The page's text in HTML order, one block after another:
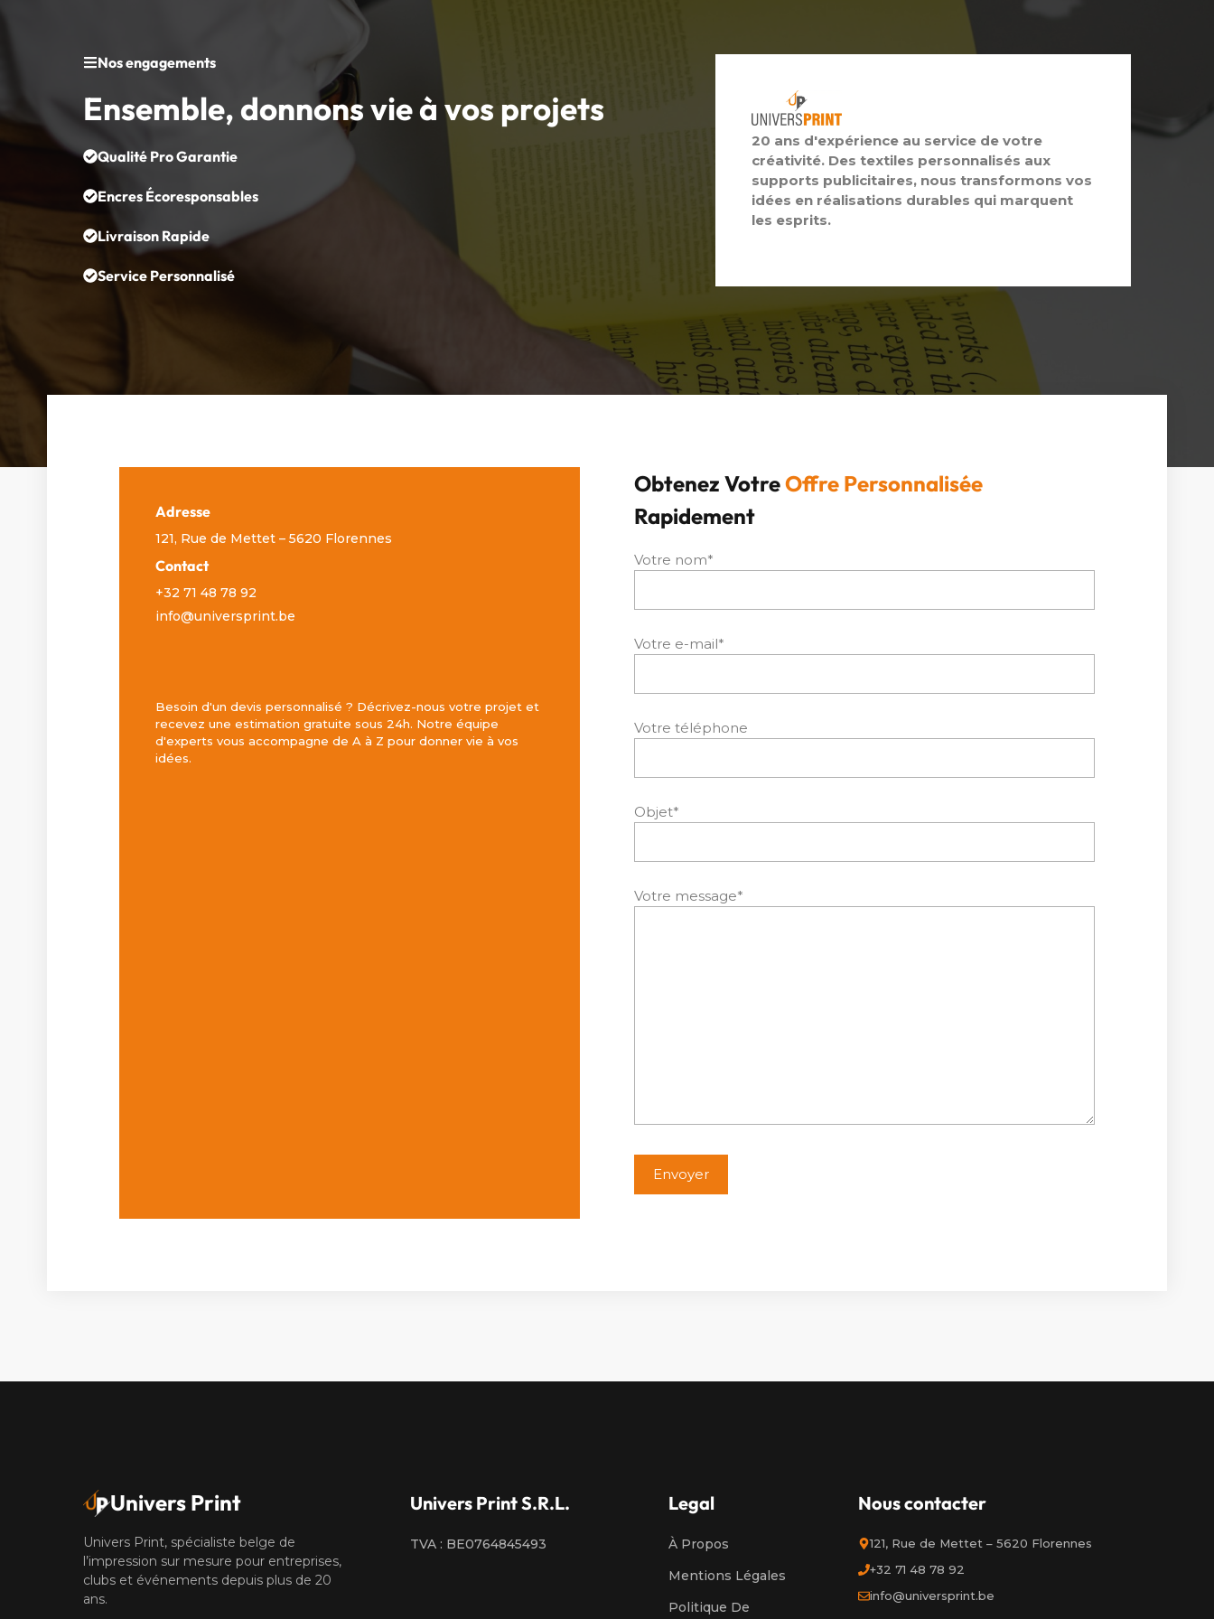
Nos engagements
Ensemble, donnons vie à vosprojets
Qualité Pro Garantie
Encres Écoresponsables
Livraison Rapide
Service Personnalisé
20 ans d'expérience au service de votre
créativité. Des textiles personnalisés aux
supports publicitaires, nous transformons vos
idées en réalisations durables qui marquent
les esprits.
Adresse
121, Rue de Mettet – 5620 Florennes
Contact
+32 71 48 78 92
info@universprint.be
Besoin d'un devis personnalisé ? Décrivez-nous votre projet et
recevez une estimation gratuite sous 24h. Notre équipe
d'experts vous accompagne de A à Z pour donner vie à vos
idées.
Obtenez VotreOffre Personnalisée
Rapidement
Votre nom*
Votre e-mail*
Votre téléphone
Objet*
Votre message*
Univers Print
Univers Print, spécialiste belge de
l’impression sur mesure pour entreprises,
clubs et événements depuis plus de 20
ans.
Univers Print S.R.L.
TVA : BE0764845493
Legal
À Propos
Mentions Légales
Politique De
Nous contacter
121, Rue de Mettet – 5620 Florennes
+32 71 48 78 92
info@universprint.be